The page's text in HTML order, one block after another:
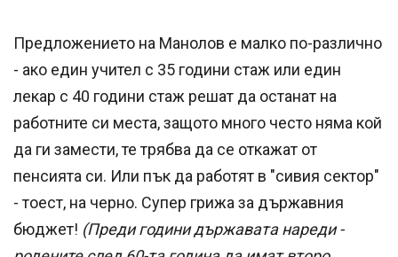
Предложението на Манолов е малко по-различно
- ако един учител с 35 години стаж или един
лекар с 40 години стаж решат да останат на
работните си места, защото много често няма кой
да ги замести, те трябва да се откажат от
пенсията си. Или пък да работят в "сивия сектор"
- тоест, на черно. Супер грижа за държавния
бюджет! (Преди години държавата нареди -